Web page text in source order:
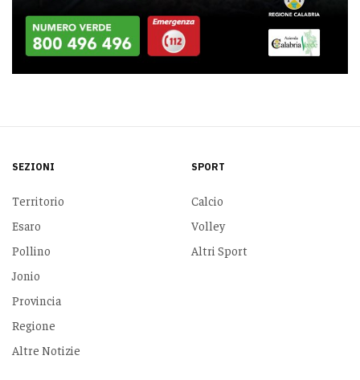
SEZIONI
Territorio
Esaro
Pollino
Jonio
Provincia
Regione
Altre Notizie
SPORT
Calcio
Volley
Altri Sport